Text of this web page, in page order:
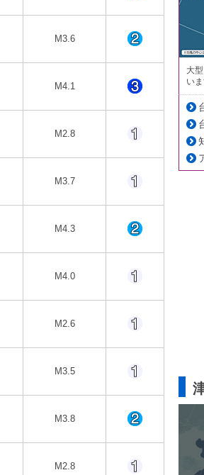
M3.6
M4.1
M2.8
M3.7
M4.3
M4.0
M2.6
M3.5
M3.8
M2.8
大
い